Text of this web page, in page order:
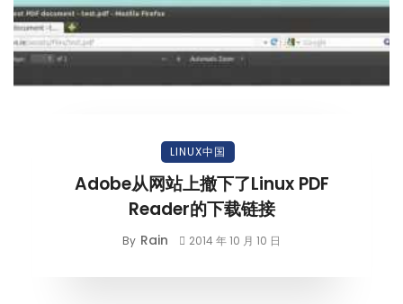
LINUX中国
Adobe从网站上撤下了Linux PDF
Reader的下载链接
By Rain 2014 年 10 月 10 日